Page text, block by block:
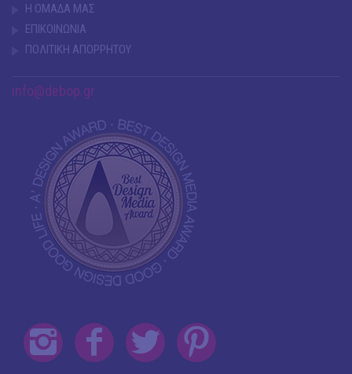
Η ΟΜΑΔΑ ΜΑΣ
ΕΠΙΚΟΙΝΩΝΙΑ
ΠΟΛΙΤΙΚΗ ΑΠΟΡΡΗΤΟΥ
info@debop.gr